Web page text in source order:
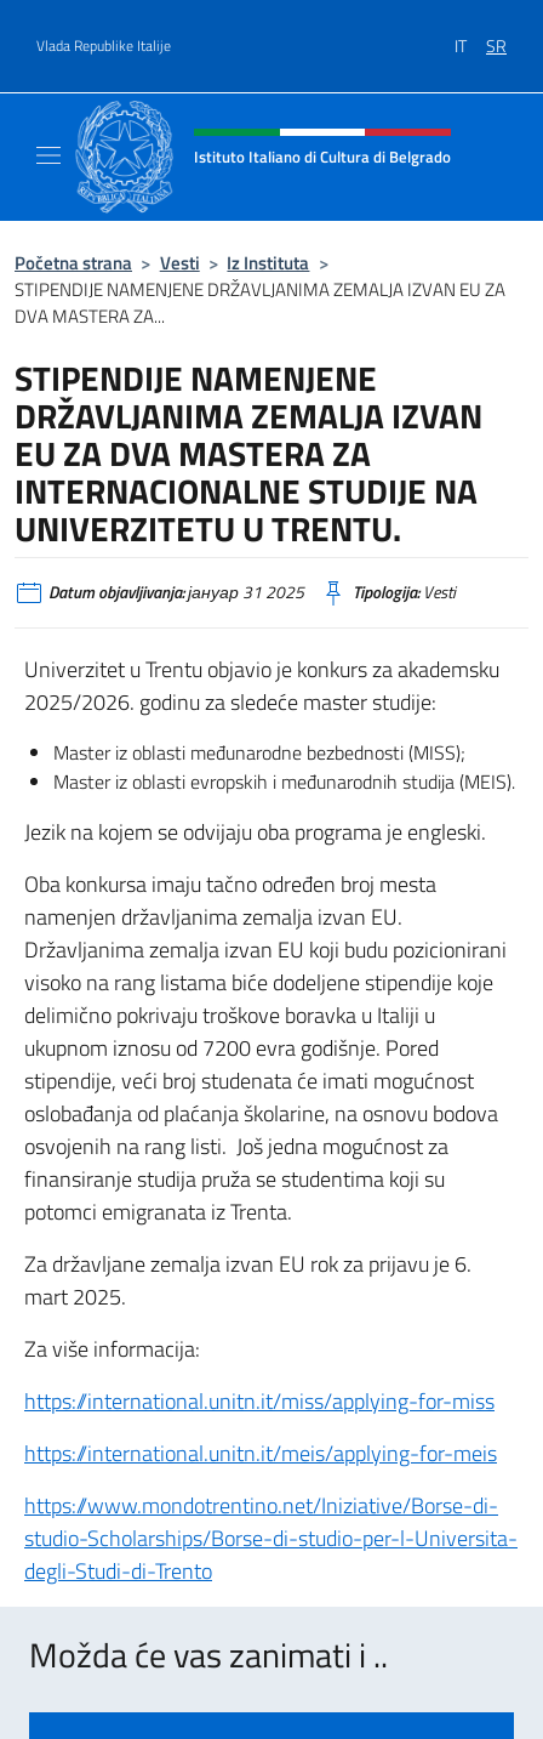
Vlada Republike Italije IT SR
Header, social and menu of site
Istituto Italiano di Cultura di Belgrado
Početna strana > Vesti > Iz Instituta >
STIPENDIJE NAMENJENE DRŽAVLJANIMA ZEMALJA IZVAN EU ZA
DVA MASTERA ZA...
STIPENDIJE NAMENJENE
DRŽAVLJANIMA ZEMALJA IZVAN
EU ZA DVA MASTERA ZA
INTERNACIONALNE STUDIJE NA
UNIVERZITETU U TRENTU.
Datum objavljivanja:јануар 31 2025 Tipologija:Vesti
Univerzitet u Trentu objavio je konkurs za akademsku
2025/2026. godinu za sledeće master studije:
Master iz oblasti međunarodne bezbednosti (MISS);
Master iz oblasti evropskih i međunarodnih studija (MEIS).
Jezik na kojem se odvijaju oba programa je engleski.
Oba konkursa imaju tačno određen broj mesta
namenjen državljanima zemalja izvan EU.
Državljanima zemalja izvan EU koji budu pozicionirani
visoko na rang listama biće dodeljene stipendije koje
delimično pokrivaju troškove boravka u Italiji u
ukupnom iznosu od 7200 evra godišnje. Pored
stipendije, veći broj studenata će imati mogućnost
oslobađanja od plaćanja školarine, na osnovu bodova
osvojenih na rang listi. Još jedna mogućnost za
finansiranje studija pruža se studentima koji su
potomci emigranata iz Trenta.
Za državljane zemalja izvan EU rok za prijavu je 6.
mart 2025.
Za više informacija:
https://international.unitn.it/miss/applying-for-miss
https://international.unitn.it/meis/applying-for-meis
https://www.mondotrentino.net/Iniziative/Borse-di-
studio-Scholarships/Borse-di-studio-per-l-Universita-
degli-Studi-di-Trento
Možda će vas zanimati i ..